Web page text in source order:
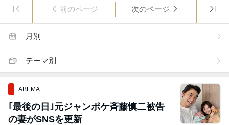
前のページ 次のページ
月別
テーマ別
ABEMA
｢最後の日｣元ジャンポケ斉藤慎二被告
の妻がSNSを更新